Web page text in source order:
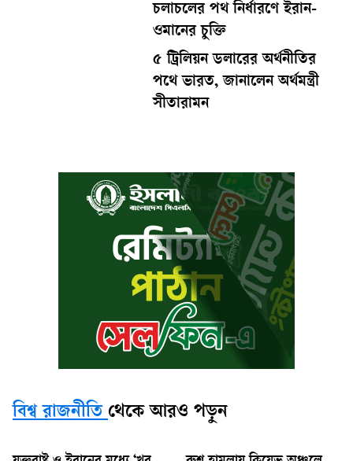
চলাচলের পথ নির্ধারণে ইরান-
ওমানের চুক্তি
৫ ট্রিলিয়ন ডলারের অর্থনীতির
পথে ভারত, জানালেন অর্থমন্ত্রী
সীতারামন
বিশ্ব রাজনীতি থেকে আরও পড়ুন